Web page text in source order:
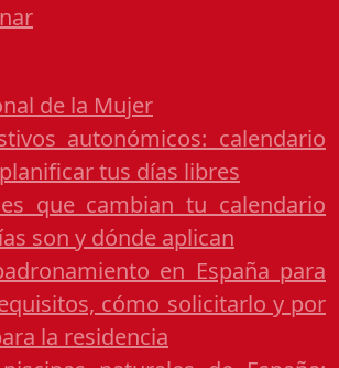
de la Mujer
autonómicos: calendario
tus días libres
que cambian tu calendario
son y dónde aplican
en España para
cómo solicitarlo y por
la residencia